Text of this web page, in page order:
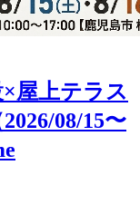
屋上テラス
08/15〜